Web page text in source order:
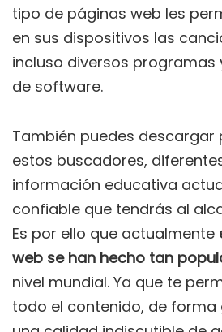
tipo de páginas web les
en sus dispositivos las
incluso diversos programas
de software.
También puedes descargar
estos buscadores,
información educativa
confiable que tendrás al
Es por ello que actualmente
web se han hecho tan
nivel mundial. Ya que te
todo el contenido, de